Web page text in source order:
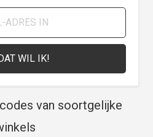
van soortgelijke